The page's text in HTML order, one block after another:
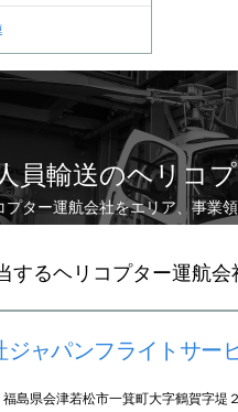
員輸送のヘリコ
ター運航会社をエリア、事業
するヘリコプター運航会
ジャパンフライトサー
島県会津若松市一箕町大字鶴賀字堤